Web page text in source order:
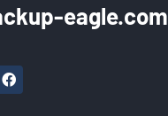
eagle.com